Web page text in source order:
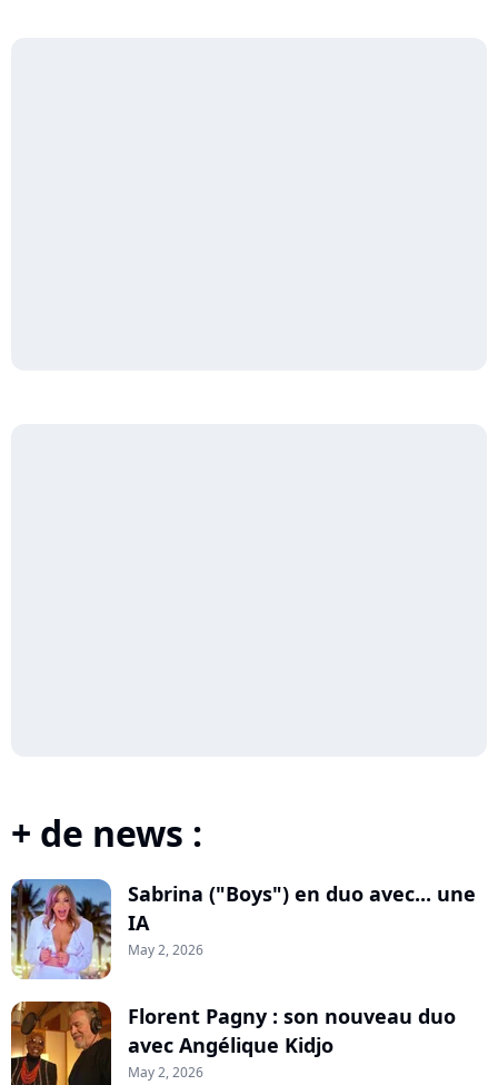
+ de news :
Sabrina ("Boys") en duo avec... une
IA
May 2, 2026
Florent Pagny : son nouveau duo
avec Angélique Kidjo
May 2, 2026